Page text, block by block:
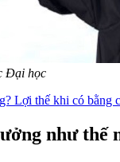
Đại học
Lợi thế khi có bằng
như thế